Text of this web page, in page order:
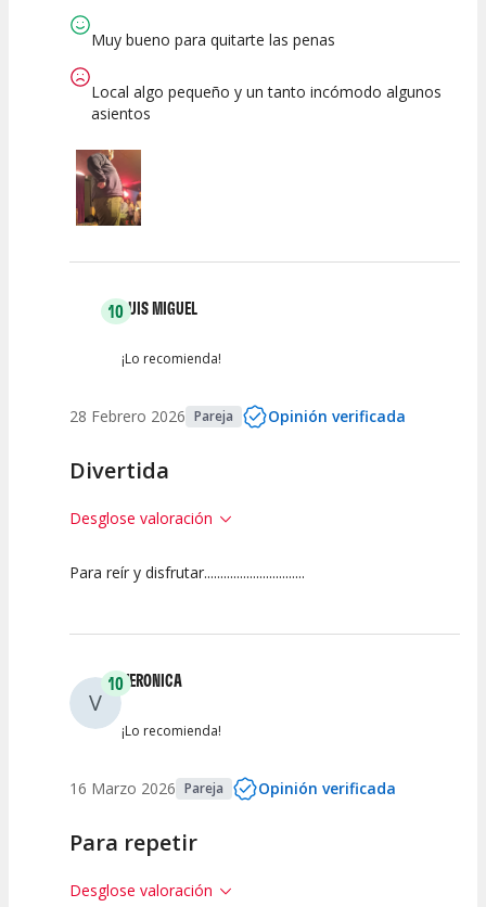
Muy bueno para quitarte las penas
Local algo pequeño y un tanto incómodo algunos
asientos
10LUIS MIGUEL
¡Lo recomienda!
28 Febrero 2026 Pareja Opinión verificada
Divertida
Desglose valoración
10
Espectáculo
10
Escena
10
artística
Para reír y disfrutar...............................
V
10VERONICA
¡Lo recomienda!
16 Marzo 2026 Pareja Opinión verificada
Para repetir
Desglose valoración